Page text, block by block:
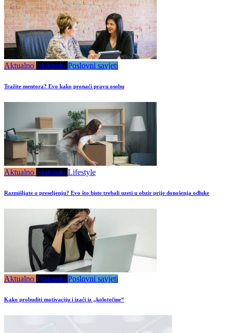
Aktualno Istaknuto Poslovni savjeti
Tražite mentora? Evo kako pronaći pravu osobu
Aktualno Istaknuto Lifestyle
Razmišljate o preseljenju? Evo što biste trebali uzeti u obzir prije donošenja odluke
Aktualno Istaknuto Poslovni savjeti
Kako probuditi motivaciju i izaći iz „kolotečine“